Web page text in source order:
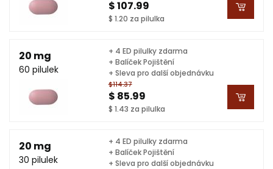
$ 107.99
$ 1.20 za pilulka
20 mg
60 pilulek
$114.37
$ 85.99
$ 1.43 za pilulka
+ 4 ED pilulky zdarma
+ Balíček Pojištění
+ Sleva pro další objednávku
20 mg
30 pilulek
+ 4 ED pilulky zdarma
+ Balíček Pojištění
+ Sleva pro další objednávku